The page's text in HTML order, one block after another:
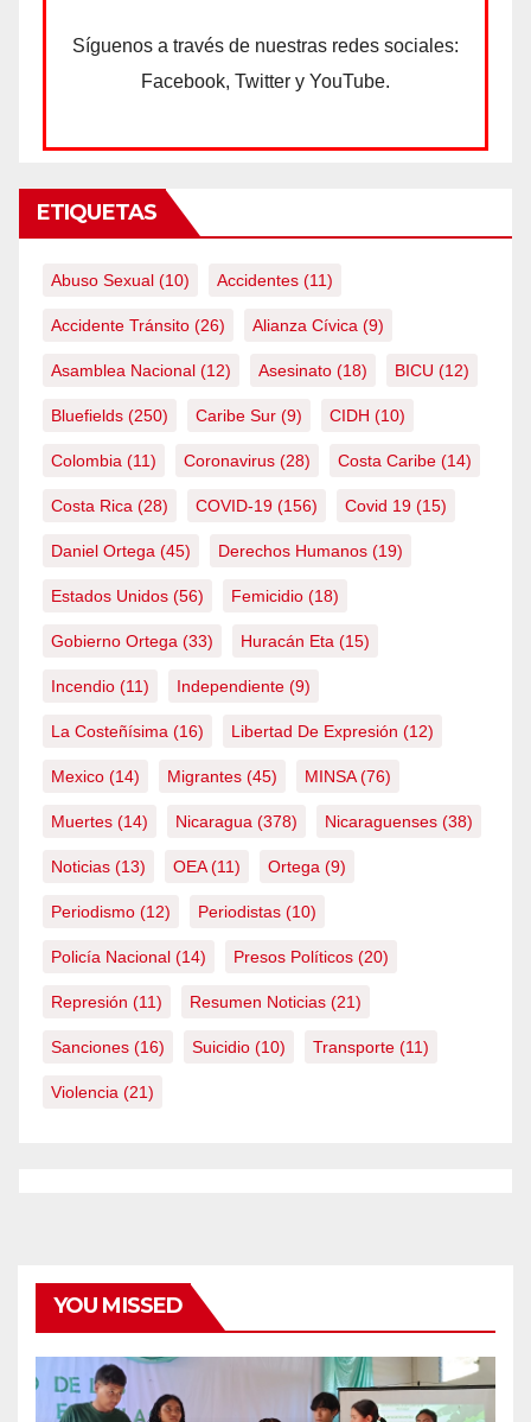
Síguenos a través de nuestras redes sociales:
Facebook, Twitter y YouTube.
ETIQUETAS
Abuso Sexual (10) Accidentes (11)
Accidente Tránsito (26) Alianza Cívica (9)
Asamblea Nacional (12) Asesinato (18) BICU (12)
Bluefields (250) Caribe Sur (9) CIDH (10)
Colombia (11) Coronavirus (28) Costa Caribe (14)
Costa Rica (28) COVID-19 (156) Covid 19 (15)
Daniel Ortega (45) Derechos Humanos (19)
Estados Unidos (56) Femicidio (18)
Gobierno Ortega (33) Huracán Eta (15)
Incendio (11) Independiente (9)
La Costeñísima (16) Libertad De Expresión (12)
Mexico (14) Migrantes (45) MINSA(76)
Muertes (14) Nicaragua (378) Nicaraguenses (38)
Noticias (13) OEA(11) Ortega (9)
Periodismo (12) Periodistas (10)
Policía Nacional (14) Presos Políticos (20)
Represión (11) Resumen Noticias (21)
Sanciones (16) Suicidio (10) Transporte (11)
Violencia (21)
YOU MISSED